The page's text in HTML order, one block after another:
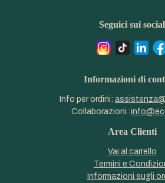
Seguici sui social
Informazioni di
Info per ordini:
Collaborazioni:
Area Clienti
Vai al carrello
Termini e
Informazioni sugli